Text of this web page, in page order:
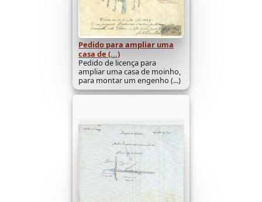
Pedido para ampliar uma
casa de (...)
Pedido de licença para
ampliar uma casa de moinho,
para montar um engenho (...)